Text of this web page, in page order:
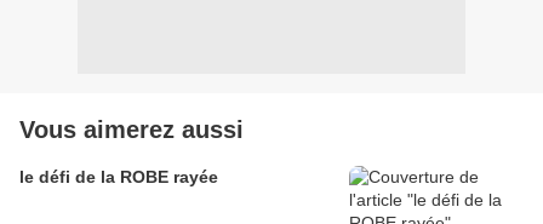
Vous aimerez aussi
le défi de la ROBE rayée